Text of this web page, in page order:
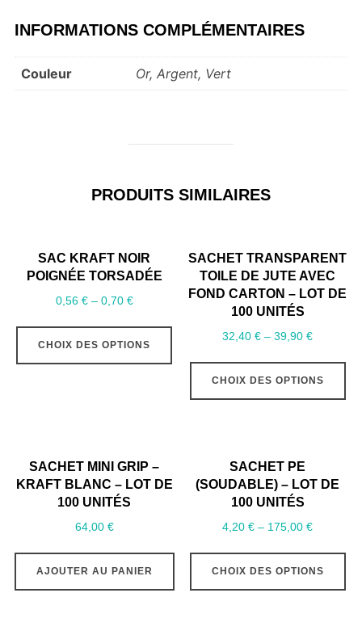
INFORMATIONS COMPLÉMENTAIRES
Couleur Or, Argent, Vert
PRODUITS SIMILAIRES
SAC KRAFT NOIR
POIGNÉE TORSADÉE
0,56 €– 0,70 €
CHOIX DES OPTIONS
Ce
plusieurs
peuvent
sur
SACHET TRANSPARENT
TOILE DE JUTE AVEC
FOND CARTON – LOT DE
100 UNITÉS
32,40€ –39,90€
CHOIX DES OPTIONS
Ce
SACHET MINI GRIP –
KRAFT BLANC – LOT DE
100 UNITÉS
64,00 €
AJOUTER AU PANIER
SACHET PE
(SOUDABLE) – LOT DE
100 UNITÉS
4,20€ – 175,00€
CHOIX DES OPTIONS
Ce